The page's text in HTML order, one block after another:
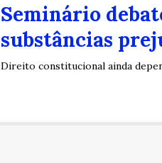
Seminário
substâncias
Direito constitucional ainda